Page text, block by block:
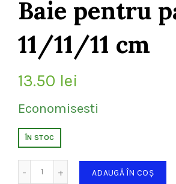
Baie pentru
11/11/11 cm
13.50 lei
Economisesti
ÎN STOC
ADAUGĂ ÎN COȘ